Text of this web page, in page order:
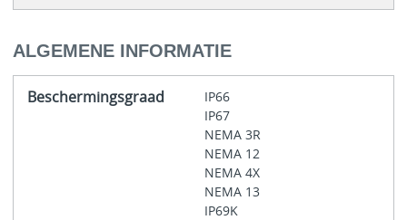
ALGEMENE INFORMATIE
Beschermingsgraad
IP66
IP67
NEMA 3R
NEMA 12
NEMA 4X
NEMA 13
IP69K